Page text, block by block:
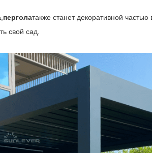
, перголатакже станет декоративной
свой сад.